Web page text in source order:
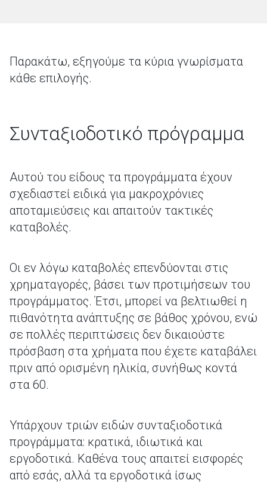
Παρακάτω, εξηγούμε τα κύρια γνωρίσματα
κάθε επιλογής.
Συνταξιοδοτικό πρόγραμμα
Αυτού του είδους τα προγράμματα έχουν
σχεδιαστεί ειδικά για μακροχρόνιες
αποταμιεύσεις και απαιτούν τακτικές
καταβολές.
Οι εν λόγω καταβολές επενδύονται στις
χρηματαγορές, βάσει των προτιμήσεων του
προγράμματος. Έτσι, μπορεί να βελτιωθεί η
πιθανότητα ανάπτυξης σε βάθος χρόνου, ενώ
σε πολλές περιπτώσεις δεν δικαιούστε
πρόσβαση στα χρήματα που έχετε καταβάλει
πριν από ορισμένη ηλικία, συνήθως κοντά
στα 60.
Υπάρχουν τριών ειδών συνταξιοδοτικά
προγράμματα: κρατικά, ιδιωτικά και
εργοδοτικά. Καθένα τους απαιτεί εισφορές
από εσάς, αλλά τα εργοδοτικά ίσως